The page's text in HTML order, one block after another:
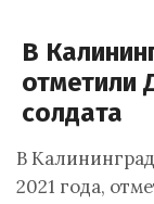
В
отметили
солдата
В
2021 года,